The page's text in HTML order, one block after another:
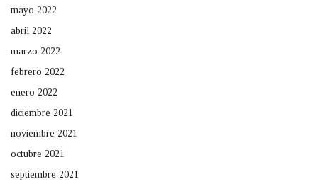
mayo 2022
abril 2022
marzo 2022
febrero 2022
enero 2022
diciembre 2021
noviembre 2021
octubre 2021
septiembre 2021